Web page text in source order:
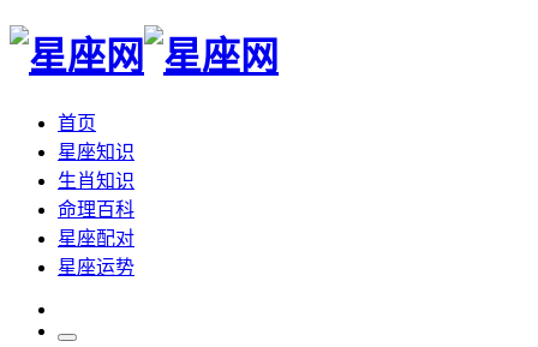
首页
星座知识
生肖知识
命理百科
星座配对
星座运势